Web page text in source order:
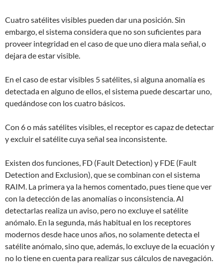
Cuatro satélites visibles pueden dar una posición. Sin
embargo, el sistema considera que no son suficientes para
proveer integridad en el caso de que uno diera mala señal, o
dejara de estar visible.
En el caso de estar visibles 5 satélites, si alguna anomalía es
detectada en alguno de ellos, el sistema puede descartar uno,
quedándose con los cuatro básicos.
Con 6 o más satélites visibles, el receptor es capaz de detectar
y excluir el satélite cuya señal sea inconsistente.
Existen dos funciones, FD (Fault Detection) y FDE (Fault
Detection and Exclusion), que se combinan con el sistema
RAIM. La primera ya la hemos comentado, pues tiene que ver
con la detección de las anomalías o inconsistencia. Al
detectarlas realiza un aviso, pero no excluye el satélite
anómalo. En la segunda, más habitual en los receptores
modernos desde hace unos años, no solamente detecta el
satélite anómalo, sino que, además, lo excluye de la ecuación y
no lo tiene en cuenta para realizar sus cálculos de navegación.